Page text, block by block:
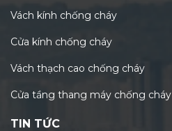
Vách kính chống cháy
Cửa kính chống cháy
Vách thạch cao chống cháy
Cửa tầng thang máy chống cháy
TIN TỨC